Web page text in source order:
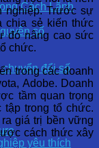
Cách Lãnh
số
đổi số
yêu thích
nghiệp. Trước sự
chia sẻ kiến thức
đó nâng cao sức
chức.
trong các doanh
Adobe. Doanh
tầm quan trọng
trong tổ chức.
giá trị bền vững
cách thức xây